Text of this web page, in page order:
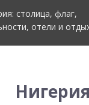
столица, флаг,
отели и
Нигерия